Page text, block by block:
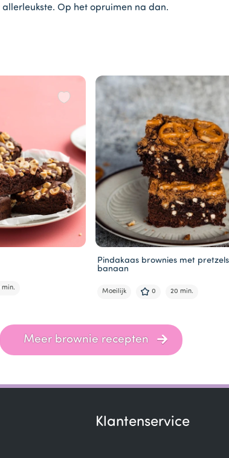
Op het opruimen na dan.
min.
Pindakaas brownies met
banaan
Moeilijk 0 20 min.
Meer brownie recepten
Klantenservice